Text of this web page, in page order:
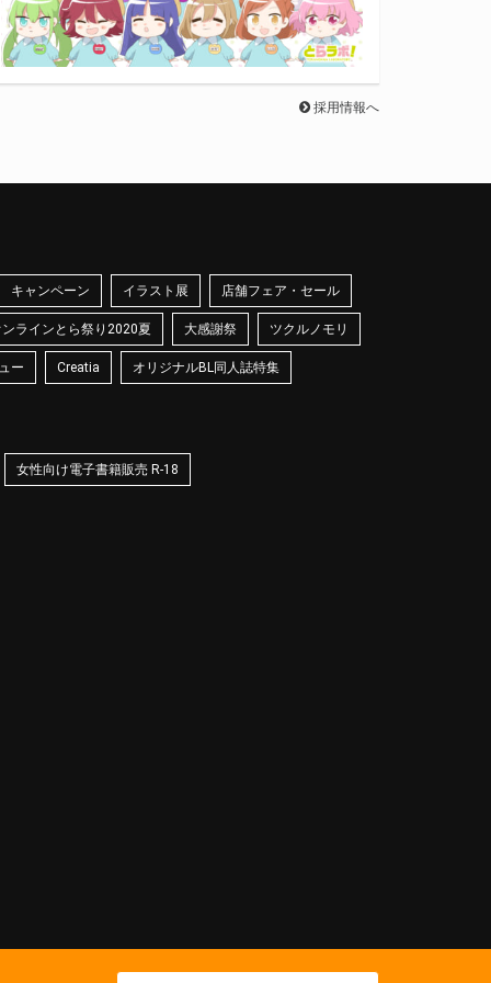
採用情報へ
キャンペーン イラスト展 店舗フェア・セール
ラインとら祭り2020夏 大感謝祭 ツクルノモリ
ー Creatia オリジナルBL同人誌特集
女性向け電子書籍販売 R-18